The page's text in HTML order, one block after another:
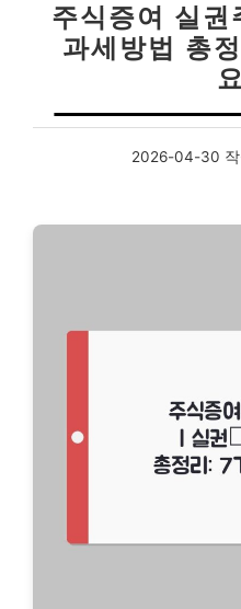
주식증여 실
과세방법 총
2026-04-30